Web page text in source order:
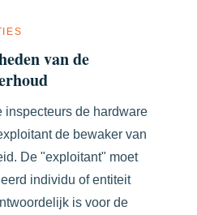
van de
inspecteurs de hardware
de bewaker van
De "exploitant" moet
individu of entiteit
is voor de